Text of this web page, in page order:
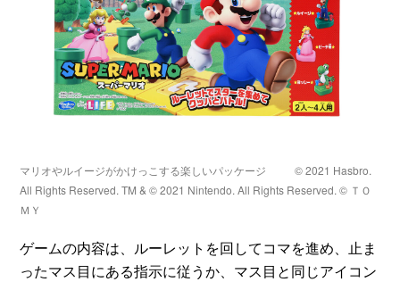
マリオやルイージがかけっこする楽しいパッケージ
© 2021 Hasbro.
All Rights Reserved. TM & © 2021 Nintendo. All Rights Reserved. © ＴＯ
ＭＹ
ゲームの内容は、ルーレットを回してコマを進め、止ま
ったマス目にある指示に従うか、マス目と同じアイコン